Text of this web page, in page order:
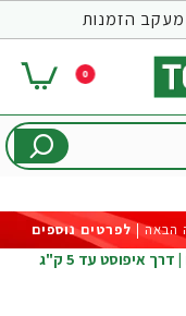
מעקב הזמנות
0
לפרטים נוספים